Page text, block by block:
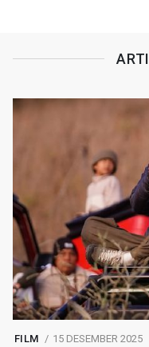
FILM 15 DESEMBER 2025